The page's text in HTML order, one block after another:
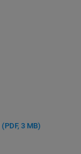
(PDF, 3 MB)